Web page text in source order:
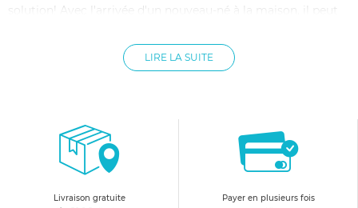
solution! Avec l'arrivée d'un nouveau-né à la maison, il peut
peuvent vite devenir dangereuses. C'est le cas des escaliers :
dès lors que le nouveau-né apprendra à se déplacer seul, ce
gamme de barrières d'escalier pour bébé. Celles-ci ont été
conçues spécialement pour protéger votre enfant de tous les
risques de chutes possibles et imaginables !
LIRE LA SUITE
Livraison gratuite
Payer en plusieurs fois